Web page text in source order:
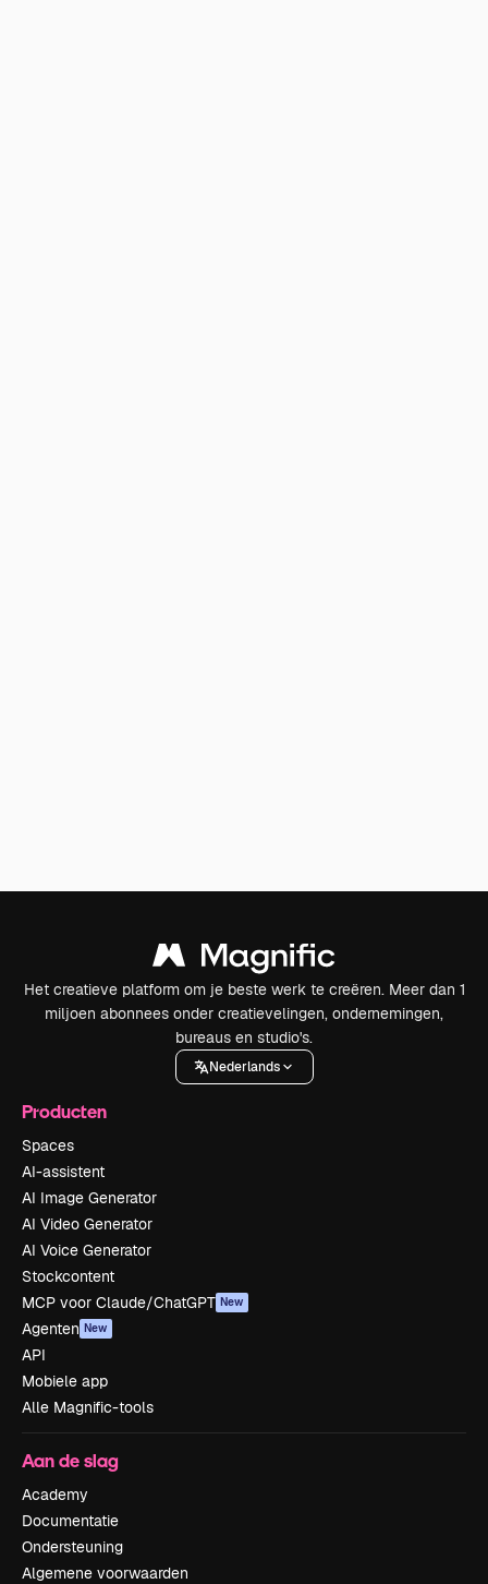
Het creatieve platform om je beste werk te creëren. Meer dan 1
miljoen abonnees onder creatievelingen, ondernemingen,
bureaus en studio's.
Nederlands
Producten
Spaces
AI-assistent
AI Image Generator
AI Video Generator
AI Voice Generator
Stockcontent
MCP voor Claude/ChatGPT New
Agenten New
API
Mobiele app
Alle Magnific-tools
Aan de slag
Academy
Documentatie
Ondersteuning
Algemene voorwaarden